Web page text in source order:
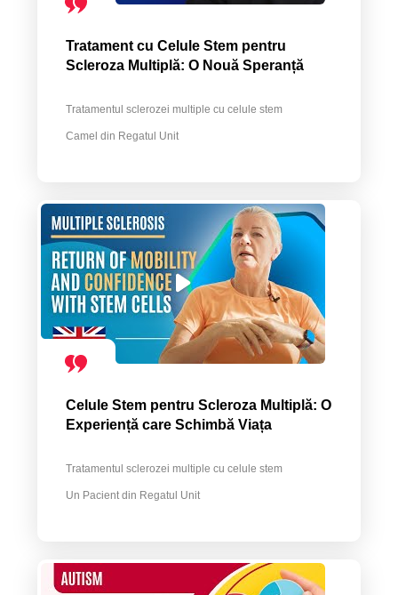
Tratament cu Celule Stem pentru
Scleroza Multiplă: O Nouă Speranță
Tratamentul sclerozei multiple cu celule stem
Camel din Regatul Unit
Celule Stem pentru Scleroza Multiplă: O
Experiență care Schimbă Viața
Tratamentul sclerozei multiple cu celule stem
Un Pacient din Regatul Unit